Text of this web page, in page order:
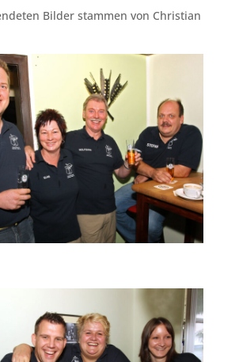
Bilder stammen von Christian